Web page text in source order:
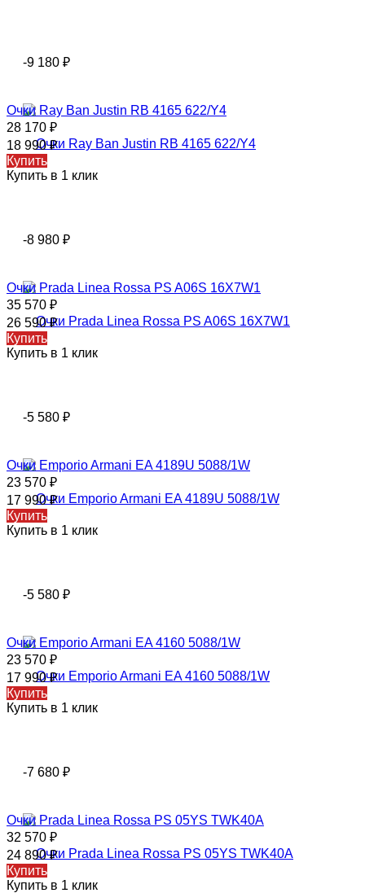
-9 180 ₽
Очки Ray Ban Justin RB 4165 622/Y4
28 170 ₽
18 990₽
Купить
Купить в 1 клик
-8 980 ₽
Очки Prada Linea Rossa PS A06S 16X7W1
35 570 ₽
26 590₽
Купить
Купить в 1 клик
-5 580 ₽
Очки Emporio Armani EA 4189U 5088/1W
23 570 ₽
17 990₽
Купить
Купить в 1 клик
-5 580 ₽
Очки Emporio Armani EA 4160 5088/1W
23 570 ₽
17 990₽
Купить
Купить в 1 клик
-7 680 ₽
Очки Prada Linea Rossa PS 05YS TWK40A
32 570 ₽
24 890₽
Купить
Купить в 1 клик